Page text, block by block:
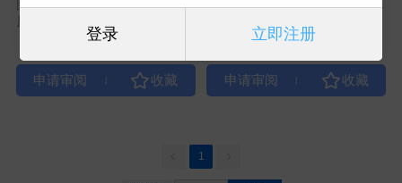
图书类型：科普教育
图书类型：科普教育
1
登录 立即注册